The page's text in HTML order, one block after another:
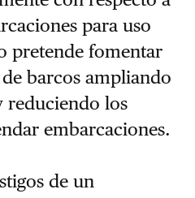
para uso
pretende fomentar
barcos ampliando
reduciendo los
embarcaciones.
de un